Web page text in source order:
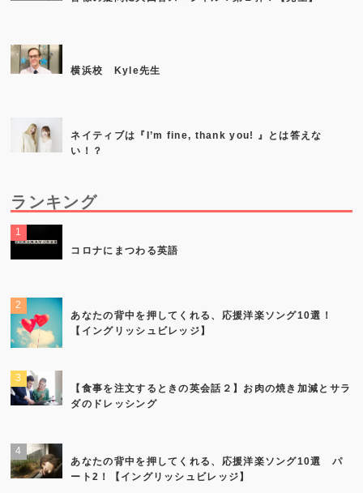
横浜校 Kyle先生
ネイティブは『I’m fine, thank you! 』とは答えな
い！？
ランキング
コロナにまつわる英語
あなたの背中を押してくれる、応援洋楽ソング10選！
【イングリッシュビレッジ】
【食事を注文するときの英会話２】お肉の焼き加減とサラ
ダのドレッシング
あなたの背中を押してくれる、応援洋楽ソング10選 パ
ート2！【イングリッシュビレッジ】